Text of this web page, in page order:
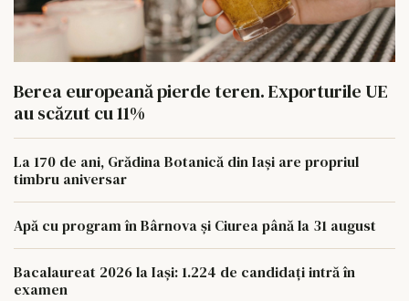
Berea europeană pierde teren. Exporturile UE
au scăzut cu 11%
La 170 de ani, Grădina Botanică din Iași are propriul
timbru aniversar
Apă cu program în Bârnova și Ciurea până la 31 august
Bacalaureat 2026 la Iași: 1.224 de candidați intră în
examen